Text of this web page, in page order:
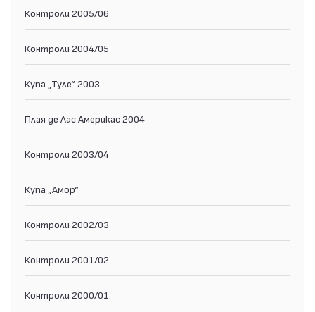
Контроли 2005/06
Контроли 2004/05
Купа „Туле“ 2003
Плая де Лас Америкас 2004
Контроли 2003/04
Купа „Амор“
Контроли 2002/03
Контроли 2001/02
Контроли 2000/01